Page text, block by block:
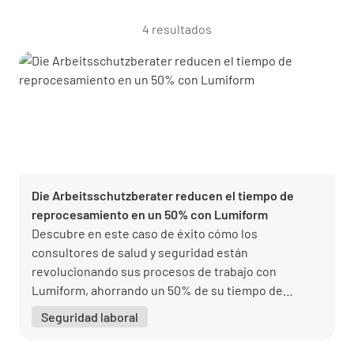
4 resultados
Die Arbeitsschutzberater reducen el tiempo de
reprocesamiento en un 50% con Lumiform
Descubre en este caso de éxito cómo los
consultores de salud y seguridad están
revolucionando sus procesos de trabajo con
Lumiform, ahorrando un 50% de su tiempo de
medidas de salud y seguridad.
Seguridad laboral